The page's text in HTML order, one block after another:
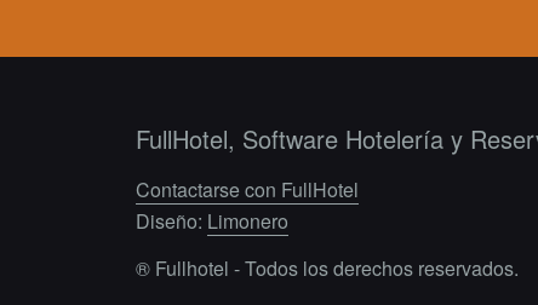
FullHotel, Software Hotelería y
Contactarse con FullHotel
Diseño: Limonero
® Fullhotel - Todos los derechos reservados.